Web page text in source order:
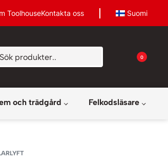
ToolhouseKontakta oss Suomi
0
och trädgård Felkodsläsare